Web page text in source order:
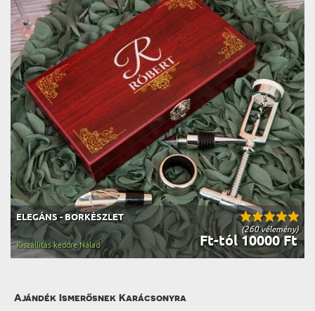
(260 vélemény)
ELEGÁNS - BORKÉSZLET
Ft-tól 10000 Ft
Kiszállítás keddre Nálad
Ajándék Ismerősnek Karácsonyra